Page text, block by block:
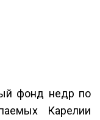
фонд недр по
Карелии